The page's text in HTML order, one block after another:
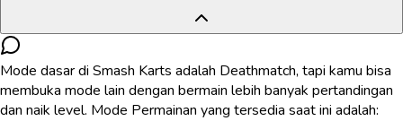
Mode dasar di Smash Karts adalah Deathmatch, tapi kamu bisa
membuka mode lain dengan bermain lebih banyak pertandingan
dan naik level. Mode Permainan yang tersedia saat ini adalah: